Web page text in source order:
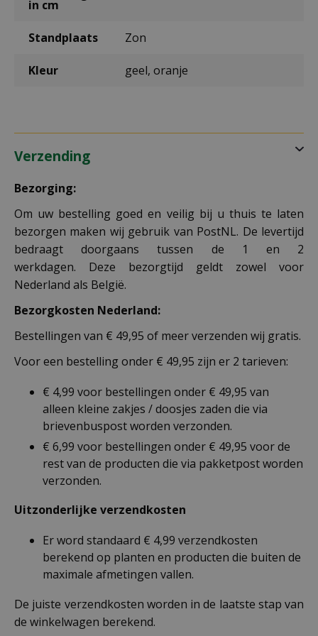
in cm
Standplaats Zon
Kleur geel, oranje
Verzending
Bezorging:
Om uw bestelling goed en veilig bij u thuis te laten
bezorgen maken wij gebruik van PostNL. De levertijd
bedraagt doorgaans tussen de 1 en 2
werkdagen. Deze bezorgtijd geldt zowel voor
Nederland als België.
Bezorgkosten Nederland:
Bestellingen van € 49,95 of meer verzenden wij gratis.
Voor een bestelling onder € 49,95 zijn er 2 tarieven:
€ 4,99 voor bestellingen onder € 49,95 van
alleen kleine zakjes / doosjes zaden die via
brievenbuspost worden verzonden.
€ 6,99 voor bestellingen onder € 49,95 voor de
rest van de producten die via pakketpost worden
verzonden.
Uitzonderlijke verzendkosten
Er word standaard € 4,99 verzendkosten
berekend op planten en producten die buiten de
maximale afmetingen vallen.
De juiste verzendkosten worden in de laatste stap van
de winkelwagen berekend.